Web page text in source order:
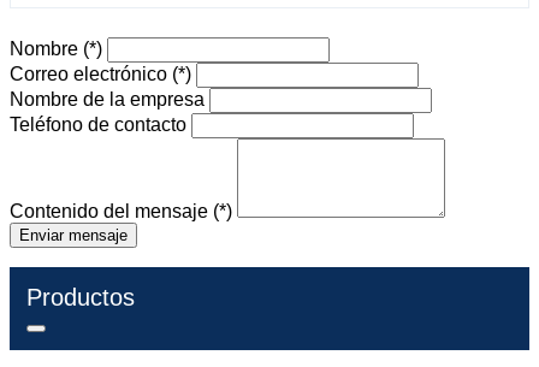
Nombre (*)
Correo electrónico (*)
Nombre de la empresa
Teléfono de contacto
Contenido del mensaje (*)
Enviar mensaje
Productos